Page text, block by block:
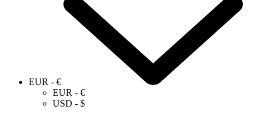
EUR - €
EUR - €
USD - $